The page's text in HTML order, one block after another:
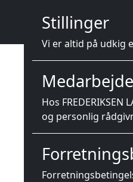
Stillinger
Vi er altid på udkig
Hos
og personlig